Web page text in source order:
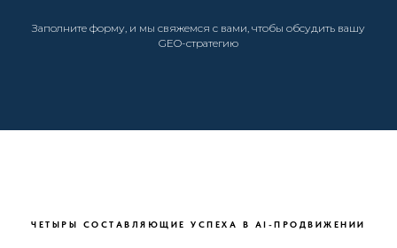
Заполните форму, и мы свяжемся с вами, чтобы обсудить вашу
GEO-стратегию
ЧЕТЫРЫ СОСТАВЛЯЮЩИЕ УСПЕХА В AI-ПРОДВИЖЕНИИ